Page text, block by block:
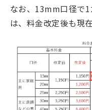
なお、13mm口径で
は、料金改定後も現